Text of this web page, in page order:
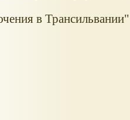
в Трансильвании"